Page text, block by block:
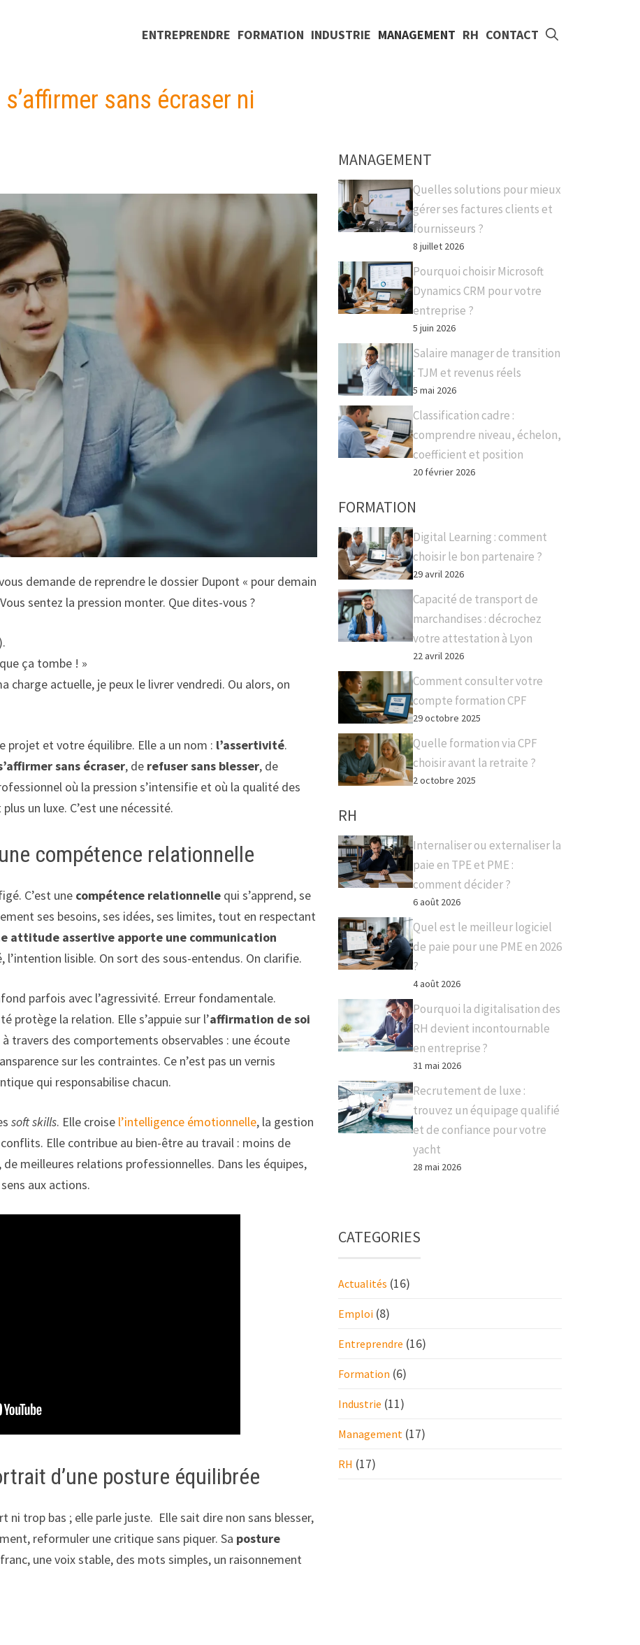
ENTREPRENDRE FORMATION INDUSTRIE MANAGEMENT RH CONTACT
sans écraser ni
demande de reprendre le dossier Dupont « pour demain
sentez la pression monter. Que dites-vous ?
ça tombe ! »
charge actuelle, je peux le livrer vendredi. Ou alors, on
projet et votre équilibre. Elle a un nom : l’assertivité.
sans écraser, de refuser sans blesser, de
où la pression s’intensifie et où la qualité des
un luxe. C’est une nécessité.
compétence relationnelle
C’est une compétence relationnelle qui s’apprend, se
ses besoins, ses idées, ses limites, tout en respectant
attitude assertive apporte une communication
l’intention lisible. On sort des sous-entendus. On clarifie.
parfois avec l’agressivité. Erreur fondamentale.
protège la relation. Elle s’appuie sur l’affirmation de soi
à travers des comportements observables : une écoute
sur les contraintes. Ce n’est pas un vernis
qui responsabilise chacun.
soft skills. Elle croise l’intelligence émotionnelle, la gestion
Elle contribue au bien-être au travail : moins de
meilleures relations professionnelles. Dans les équipes,
aux actions.
d’une posture équilibrée
ni trop bas ; elle parle juste. Elle sait dire non sans blesser,
reformuler une critique sans piquer. Sa posture
une voix stable, des mots simples, un raisonnement
MANAGEMENT
Quelles solutions pour mieux
gérer ses factures clients et
fournisseurs ?
8 juillet 2026
Pourquoi choisir Microsoft
Dynamics CRM pour votre
entreprise ?
5 juin 2026
Salaire manager de transition
: TJM et revenus réels
5 mai 2026
Classification cadre :
comprendre niveau, échelon,
coefficient et position
20 février 2026
FORMATION
Digital Learning : comment
choisir le bon partenaire ?
29 avril 2026
Capacité de transport de
marchandises : décrochez
votre attestation à Lyon
22 avril 2026
Comment consulter votre
compte formation CPF
29 octobre 2025
Quelle formation via CPF
choisir avant la retraite ?
2 octobre 2025
RH
Internaliser ou externaliser la
paie en TPE et PME :
comment décider ?
6 août 2026
Quel est le meilleur logiciel
de paie pour une PME en 2026
?
4 août 2026
Pourquoi la digitalisation des
RH devient incontournable
en entreprise ?
31 mai 2026
Recrutement de luxe :
trouvez un équipage qualifié
et de confiance pour votre
yacht
28 mai 2026
CATEGORIES
Actualités (16)
Emploi (8)
Entreprendre (16)
Formation (6)
Industrie (11)
Management (17)
RH (17)